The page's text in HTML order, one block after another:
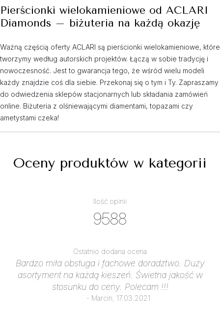
Pierścionki wielokamieniowe od ACLARI
Diamonds – biżuteria na każdą okazję
Ważną częścią oferty ACLARI są pierścionki wielokamieniowe, które
tworzymy według autorskich projektów. Łączą w sobie tradycję i
nowoczesność. Jest to gwarancja tego, że wśród wielu modeli
każdy znajdzie coś dla siebie. Przekonaj się o tym i Ty. Zapraszamy
do odwiedzenia sklepów stacjonarnych lub składania zamówień
online. Biżuteria z olśniewającymi diamentami, topazami czy
ametystami czeka!
Oceny produktów w kategorii
Ilość opinii
9588
Ostatnio dodana ocena
Bardzo miła obsługa i fachowe doradztwo. Duży
asortyment na każdą kieszeń. Świetna jakość w
stosunku do ceny. Polecam !!!
- Marcin, 17.03.2021